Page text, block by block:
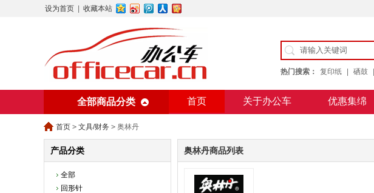
设为首页 收藏本站
热门搜索： 复印纸 硒鼓
全部商品分类 首页 关于办公车 优惠集绵
首页 > 文具/财务 > 奥林丹
产品分类
全部
回形针
奥林丹商品列表